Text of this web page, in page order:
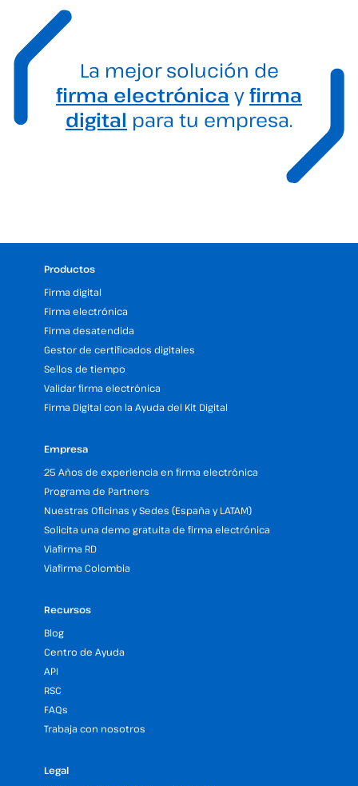
La mejor solución de
firma electrónica yfirma
digital para tu empresa.
Productos
Firma digital
Firma electrónica
Firma desatendida
Gestor de certificados digitales
Sellos de tiempo
Validar firma electrónica
Firma Digital con la Ayuda del Kit Digital
Empresa
25 Años de experiencia en firma electrónica
Programa de Partners
Nuestras Oficinas y Sedes (España y LATAM)
Solicita una demo gratuita de firma electrónica
Viafirma RD
Viafirma Colombia
Recursos
Blog
Centro de Ayuda
API
RSC
FAQs
Trabaja con nosotros
Legal